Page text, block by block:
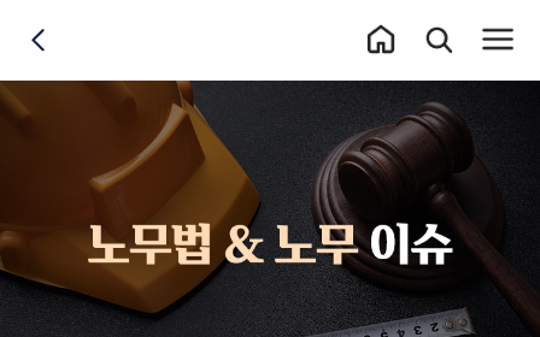
통합검색 레이
전체
뒤로가기